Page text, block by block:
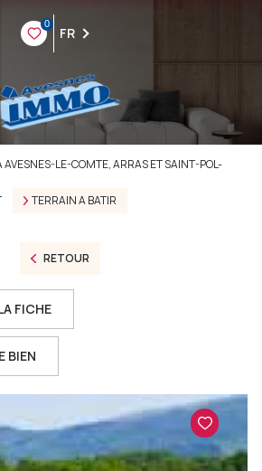
0
FR
AVESNES-LE-COMTE, ARRAS ET SAINT-POL-
TERRAIN A BATIR
RETOUR
FICHE
BIEN